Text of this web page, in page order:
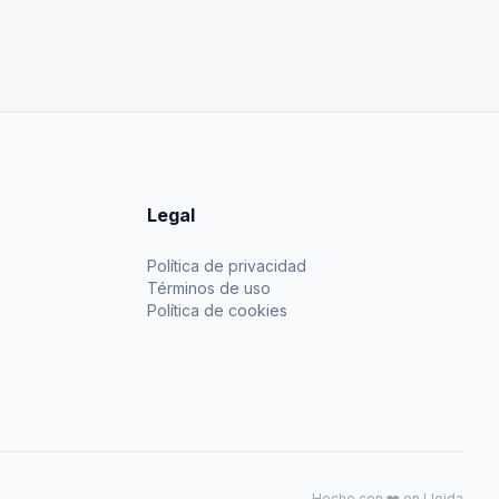
Legal
Política de privacidad
Términos de uso
Política de cookies